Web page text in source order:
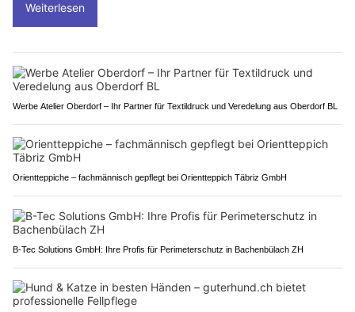
Weiterlesen
Werbe Atelier Oberdorf – Ihr Partner für Textildruck und Veredelung aus Oberdorf BL
Orientteppiche – fachmännisch gepflegt bei Orientteppich Täbriz GmbH
B-Tec Solutions GmbH: Ihre Profis für Perimeterschutz in Bachenbülach ZH